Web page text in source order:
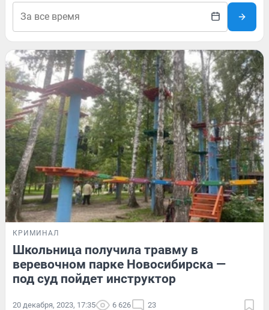
КРИМИНАЛ
Школьница получила травму в
веревочном парке Новосибирска —
под суд пойдет инструктор
20 декабря, 2023, 17:35 6 626 23